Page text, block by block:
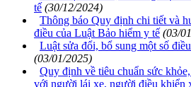
tế (30/12/2024)
Thông báo Quy định chi tiết và
điều của Luật Bảo hiểm y tế (03/
Luật sửa đổi, bổ sung một số
(03/01/2025)
Quy định về tiêu chuẩn sức
với người lái xe, người điều khiển